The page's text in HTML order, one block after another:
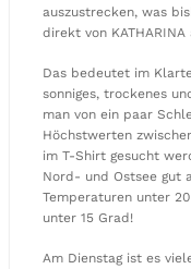
auszustrecken, was
direkt von
Das bedeutet im
sonniges, trockenes
man von ein paar
Höchstwerten
im T-Shirt gesucht
Nord- und Ostsee gut
Temperaturen unter
unter 15 Grad!
Am Dienstag ist es